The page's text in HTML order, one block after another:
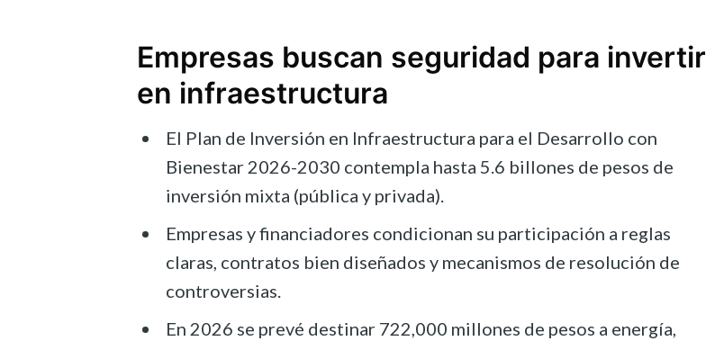
Empresas buscan seguridad para invertir
en infraestructura
El Plan de Inversión en Infraestructura para el Desarrollo con
Bienestar 2026-2030 contempla hasta 5.6 billones de pesos de
inversión mixta (pública y privada).
Empresas y financiadores condicionan su participación a reglas
claras, contratos bien diseñados y mecanismos de resolución de
controversias.
En 2026 se prevé destinar 722,000 millones de pesos a energía,